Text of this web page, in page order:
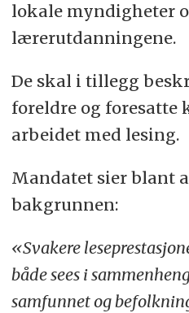
lokale myndigheter
lærerutdanningene.
De skal i tillegg
foreldre og foresatte
arbeidet med lesing.
Mandatet sier blant
bakgrunnen:
«Svakere
både sees i
samfunnet og